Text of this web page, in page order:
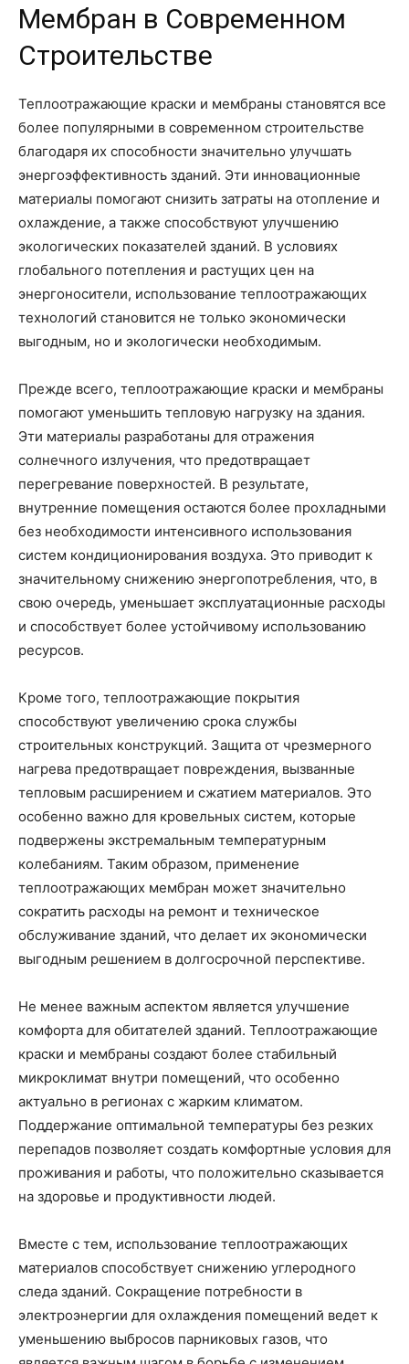
Мембран в Современном
Строительстве
Теплоотражающие краски и мембраны становятся все
более популярными в современном строительстве
благодаря их способности значительно улучшать
энергоэффективность зданий. Эти инновационные
материалы помогают снизить затраты на отопление и
охлаждение, а также способствуют улучшению
экологических показателей зданий. В условиях
глобального потепления и растущих цен на
энергоносители, использование теплоотражающих
технологий становится не только экономически
выгодным, но и экологически необходимым.
Прежде всего, теплоотражающие краски и мембраны
помогают уменьшить тепловую нагрузку на здания.
Эти материалы разработаны для отражения
солнечного излучения, что предотвращает
перегревание поверхностей. В результате,
внутренние помещения остаются более прохладными
без необходимости интенсивного использования
систем кондиционирования воздуха. Это приводит к
значительному снижению энергопотребления, что, в
свою очередь, уменьшает эксплуатационные расходы
и способствует более устойчивому использованию
ресурсов.
Кроме того, теплоотражающие покрытия
способствуют увеличению срока службы
строительных конструкций. Защита от чрезмерного
нагрева предотвращает повреждения, вызванные
тепловым расширением и сжатием материалов. Это
особенно важно для кровельных систем, которые
подвержены экстремальным температурным
колебаниям. Таким образом, применение
теплоотражающих мембран может значительно
сократить расходы на ремонт и техническое
обслуживание зданий, что делает их экономически
выгодным решением в долгосрочной перспективе.
Не менее важным аспектом является улучшение
комфорта для обитателей зданий. Теплоотражающие
краски и мембраны создают более стабильный
микроклимат внутри помещений, что особенно
актуально в регионах с жарким климатом.
Поддержание оптимальной температуры без резких
перепадов позволяет создать комфортные условия для
проживания и работы, что положительно сказывается
на здоровье и продуктивности людей.
Вместе с тем, использование теплоотражающих
материалов способствует снижению углеродного
следа зданий. Сокращение потребности в
электроэнергии для охлаждения помещений ведет к
уменьшению выбросов парниковых газов, что